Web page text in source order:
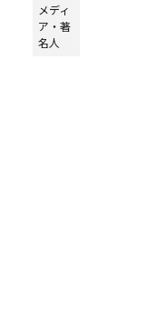
メディ
ア・著
名人